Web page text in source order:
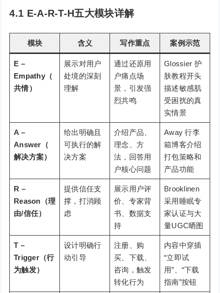
4.1 E-A-R-T-H五大模块详解
模块 含义 写作重点 案例示范
E –
Empathy（
共情）
展示对用户
处境的深刻
理解
通过还原用
户痛点场
景，引发强
烈共鸣
Glossier 护
肤教程开头
描述敏感肌
受困扰的真
实情景
A –
Answer（
解决方案）
给出明确且
可执行的解
决方案
介绍产品、
理念、方
法，回答用
户核心问题
Away 行李
箱博客介绍
打包策略和
产品功能
R –
Reason（理
由/信任）
提供信任支
撑，打消顾
虑
展示用户评
价、专家背
书、数据支
持
Brooklinen
采用睡眠专
家认证与大
量UGC晒图
T –
Trigger（行
为触发）
设计明确行
动引导
注册、购
买、下载、
咨询，触发
转化行为
内容中穿插
“立即试
用”、“下载
指南”按钮